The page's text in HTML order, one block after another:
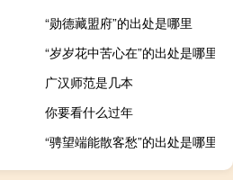
“勋德藏盟府”的出处是哪里
“岁岁花中苦心在”的出处是哪里
广汉师范是几本
你要看什么过年
“骋望端能散客愁”的出处是哪里